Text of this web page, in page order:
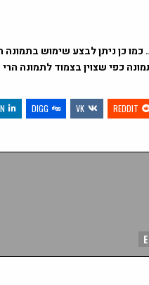
כן ניתן לבצע שימוש בתמונה
כפי שצוין בצמוד לתמונה
REDDIT
VK
DIGG